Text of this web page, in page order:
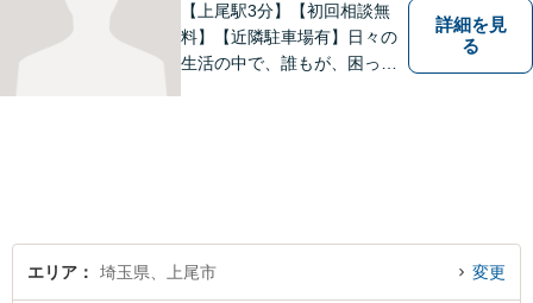
【上尾駅3分】【初回相談無
料】【近隣駐車場有】日々の
生活の中で、誰もが、困っ
詳細を見
る
エリア 埼玉県、上尾市 変更